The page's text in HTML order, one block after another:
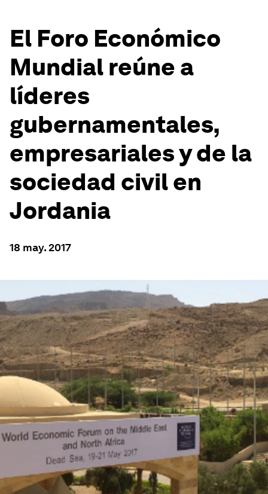
El Foro Económico
Mundial reúne a
líderes
gubernamentales,
empresariales y de la
sociedad civil en
Jordania
18 may. 2017